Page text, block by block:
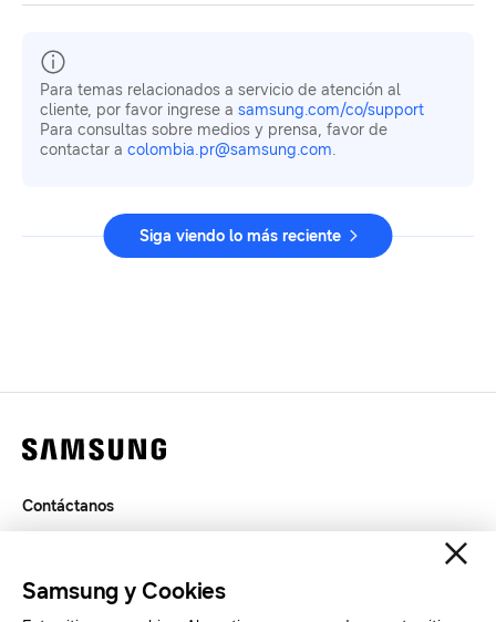
Para temas relacionados a servicio de atención al
cliente, por favor ingrese a samsung.com/co/support
Para consultas sobre medios y prensa, favor de
contactar a colombia.pr@samsung.com.
Siga viendo lo más reciente
Contáctanos
SAMSUNG.COM
Samsung y Cookies